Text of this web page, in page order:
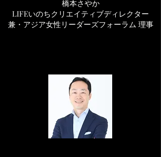
橋本さやか
LIFEいのちクリエイティブディレクター
兼・アジア女性リーダーズフォーラム 理事